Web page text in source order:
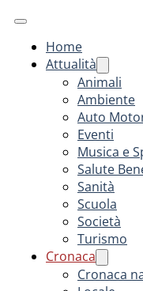
Home
Attualità
Animali
Ambiente
Auto
Eventi
Musica e
Salute
Sanità
Scuola
Società
Turismo
Cronaca
Cronaca